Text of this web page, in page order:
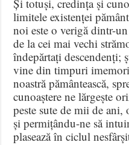
Și totuși, credința și
limitele existenței
noi este o verigă dintr-
de la cei mai vechi
îndepărtați descendenți;
vine din timpuri
noastră pământească,
cunoaștere ne lărgește
peste sute de mii de
și permițându-ne să
plasează în ciclul